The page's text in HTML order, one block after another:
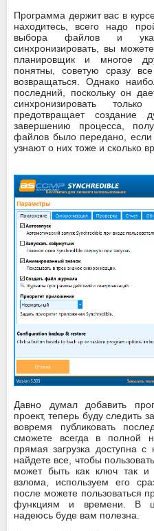
Программа держит вас в
находитесь, всего надо
выбора файлов и
синхронизировать, вы
планировщик и многое
понятны, советую сразу
возвращаться. Однако
последний, поскольку он
синхронизировать
предотвращает создание
завершению процесса,
файлов было передано,
узнают о них тоже и сколько
Давно думал добавить
проект, теперь буду следить
вовремя публиковать
сможете всегда в полной
прямая загрузка доступна
найдете все, чтобы
может быть как ключ так и
взлома, используем его
после можете пользоваться
функциям и времени. В
надеюсь буде вам полезна.